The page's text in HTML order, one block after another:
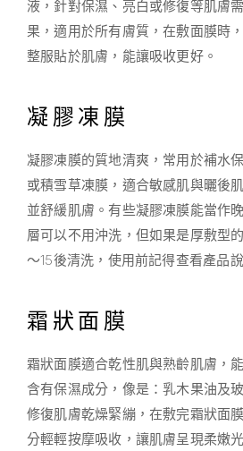
液，針對保濕、亮白或修復等肌膚
果，適用於所有膚質，在敷面膜時
整服貼於肌膚，能讓吸收更好。
凝膠凍膜
凝膠凍膜的質地清爽，常用於補水
或積雪草凍膜，適合敏感肌與曬後
並舒緩肌膚。有些凝膠凍膜能當作
層可以不用沖洗，但如果是厚敷型
～15後清洗，使用前記得查看產品說
霜狀面膜
霜狀面膜適合乾性肌與熟齡肌膚，
含有保濕成分，像是：乳木果油及
修復肌膚乾燥緊繃，在敷完霜狀面
分輕輕按摩吸收，讓肌膚呈現柔嫩